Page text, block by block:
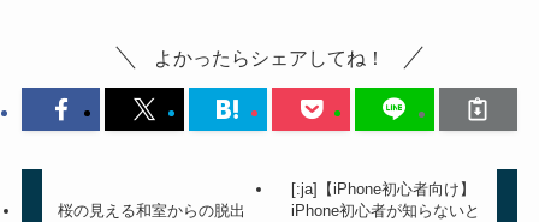
よかったらシェアしてね！
桜の見える和室からの脱出
[:ja]【iPhone初心者向け】
iPhone初心者が知らないと